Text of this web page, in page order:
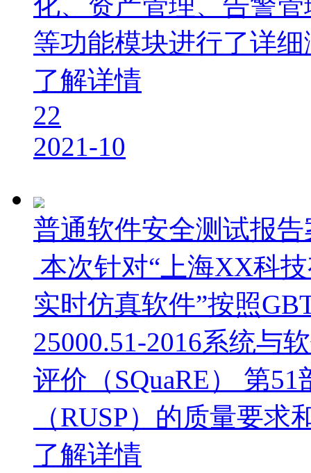
等功能模块进行了详
了解详情
22
2021-10
普通软件安全测试报告
本次针对“上海XX科
实时仿真软件”按照
25000.51-2016系统与
评价（SQuaRE） 第
（RUSP）的质量要
了解详情